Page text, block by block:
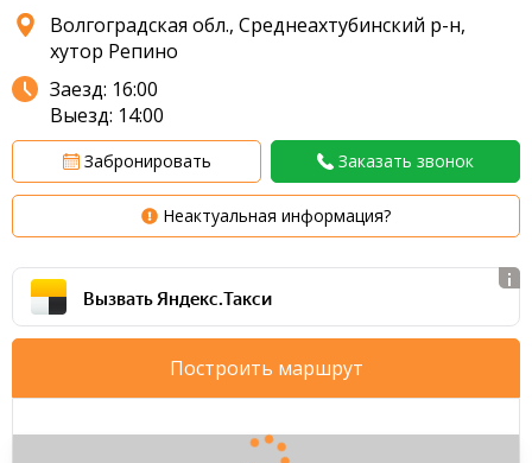
Волгоградская обл., Среднеахтубинский р-н,
хутор Репино
Заезд: 16:00
Выезд: 14:00
Забронировать Заказать звонок
Неактуальная информация?
Вызвать Яндекс.Такси
Построить маршрут